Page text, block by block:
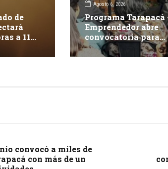
de
a 117
Agosto 6, 2026
Programa Tarapacá
Emprendedor abre
convocatoria para
apoyar 15 proyectos
innovadores
convocó a miles de
con más de un